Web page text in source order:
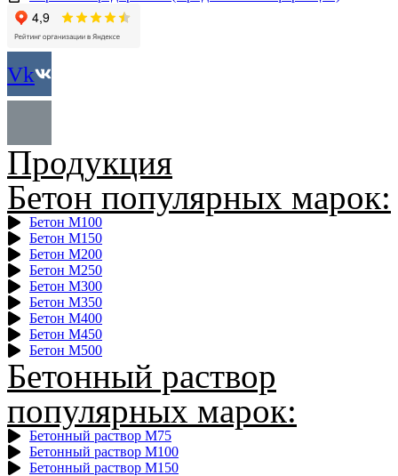
Vk
Продукция
Бетон популярных марок:
Бетон М100
Бетон М150
Бетон М200
Бетон М250
Бетон М300
Бетон М350
Бетон М400
Бетон М450
Бетон М500
Бетонный раствор
популярных марок:
Бетонный раствор М75
Бетонный раствор М100
Бетонный раствор М150